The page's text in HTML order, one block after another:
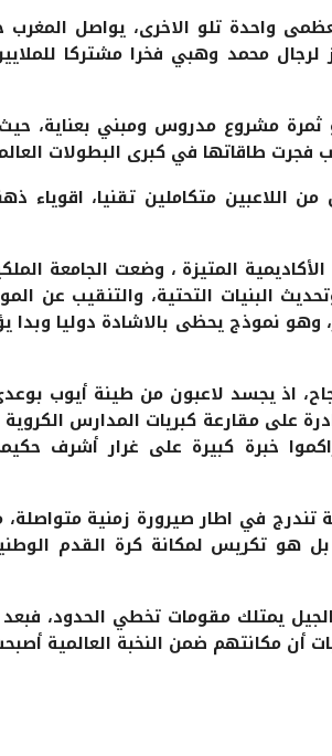
واحدة تلو الاخرى، يواصل
لرجال محمد وهبي فخرا مشتركا
مشروع مدروس ومبني بعناية،
طاقاتها في كبرى البطولات
اللاعبين متكاملين تقنيا، اقوياء
المتيزة ، وضعت الجامعة
البنيات التحتية، والتنقيب عن
وهو نموذج يحظى بالاشادة دوليا وبدا
اذ يجسد لاعبون من طينة أيوب
على مقارعة كبريات المدارس
خبرة كبيرة على غرار أشرف
في اطار صيرورة زمنية
هو تكريس لمكانة كرة القدم
يمتلك مقومات تخطي الحدود،